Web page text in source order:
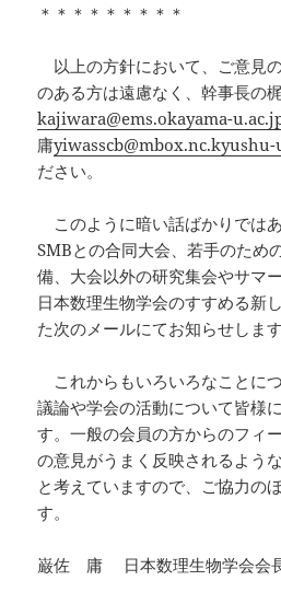
＊＊＊＊＊＊＊＊＊
以上の方針において、ご意見
のある方は遠慮なく、幹事長の
kajiwara@ems.okayama-
庸yiwasscb@mbox.nc.kyushu-
ださい。
このように暗い話ばかりでは
SMBとの合同大会、若手のため
備、大会以外の研究集会やサマ
日本数理生物学会のすすめる新
た次のメールにてお知らせします
これからもいろいろなことに
議論や学会の活動について皆様
す。一般の会員の方からのフィ
の意見がうまく反映されるよう
と考えていますので、ご協力の
す。
巌佐 庸 日本数理生物学会会